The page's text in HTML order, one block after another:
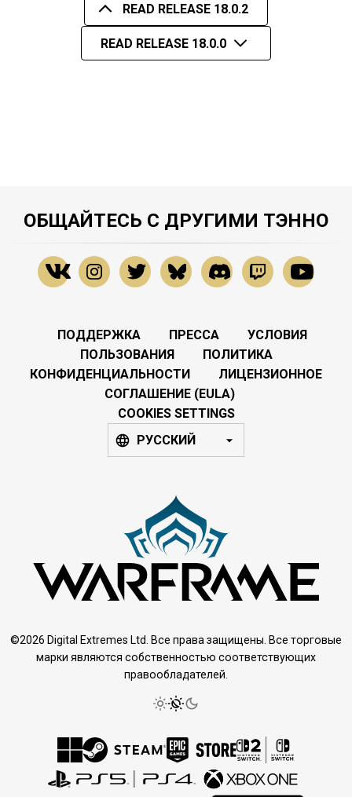
READ RELEASE 18.0.2
READ RELEASE 18.0.0
ОБЩАЙТЕСЬ С ДРУГИМИ ТЭННО
ПОДДЕРЖКА ПРЕССА
УСЛОВИЯ
ПОЛЬЗОВАНИЯ
ПОЛИТИКА
КОНФИДЕНЦИАЛЬНОСТИ
ЛИЦЕНЗИОННОЕ
СОГЛАШЕНИЕ (EULA)
COOKIES SETTINGS
РУССКИЙ
©2026 Digital Extremes Ltd. Все права защищены. Все торговые
марки являются собственностью соответствующих
правообладателей.